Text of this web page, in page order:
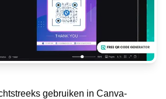
gebruiken in Canva-